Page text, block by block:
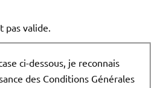
pas valide.
ci-dessous, je reconnais
des Conditions Générales